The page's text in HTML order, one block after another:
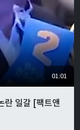
01:01
일갈 [팩트앤